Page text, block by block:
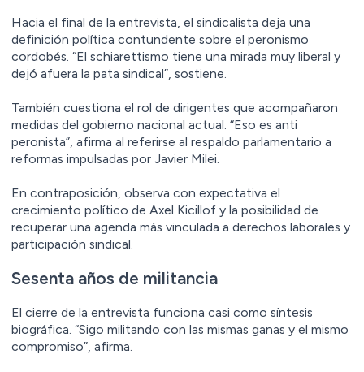
Hacia el final de la entrevista, el sindicalista deja una
definición política contundente sobre el peronismo
cordobés. “El schiarettismo tiene una mirada muy liberal y
dejó afuera la pata sindical”, sostiene.
También cuestiona el rol de dirigentes que acompañaron
medidas del gobierno nacional actual. “Eso es anti
peronista”, afirma al referirse al respaldo parlamentario a
reformas impulsadas por Javier Milei.
En contraposición, observa con expectativa el
crecimiento político de Axel Kicillof y la posibilidad de
recuperar una agenda más vinculada a derechos laborales y
participación sindical.
Sesenta años de militancia
El cierre de la entrevista funciona casi como síntesis
biográfica. “Sigo militando con las mismas ganas y el mismo
compromiso”, afirma.